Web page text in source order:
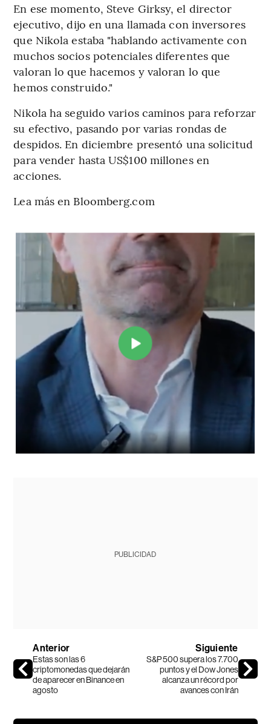
En ese momento, Steve Girksy, el director
ejecutivo, dijo en una llamada con inversores
que Nikola estaba "hablando activamente con
muchos socios potenciales diferentes que
valoran lo que hacemos y valoran lo que
hemos construido."
Nikola ha seguido varios caminos para reforzar
su efectivo, pasando por varias rondas de
despidos. En diciembre presentó una solicitud
para vender hasta US$100 millones en
acciones.
Lea más en Bloomberg.com
PUBLICIDAD
Anterior
Estas son las 6
criptomonedas que dejarán
de aparecer en Binance en
agosto
Siguiente
S&P 500 supera los 7.700
puntos y el Dow Jones
alcanza un récord por
avances con Irán